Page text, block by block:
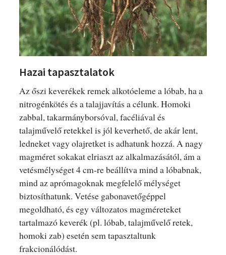
Hazai tapasztalatok
Az őszi keverékek remek alkotóeleme a lóbab, ha a
nitrogénkötés és a talajjavítás a célunk. Homoki
zabbal, takarmányborsóval, facéliával és
talajművelő retekkel is jól keverhető, de akár lent,
ledneket vagy olajretket is adhatunk hozzá. A nagy
magméret sokakat elriaszt az alkalmazásától, ám a
vetésmélységet 4 cm-re beállítva mind a lóbabnak,
mind az aprómagoknak megfelelő mélységet
biztosíthatunk. Vetése gabonavetőgéppel
megoldható, és egy változatos magméreteket
tartalmazó keverék (pl. lóbab, talajművelő retek,
homoki zab) esetén sem tapasztaltunk
frakcionálódást.